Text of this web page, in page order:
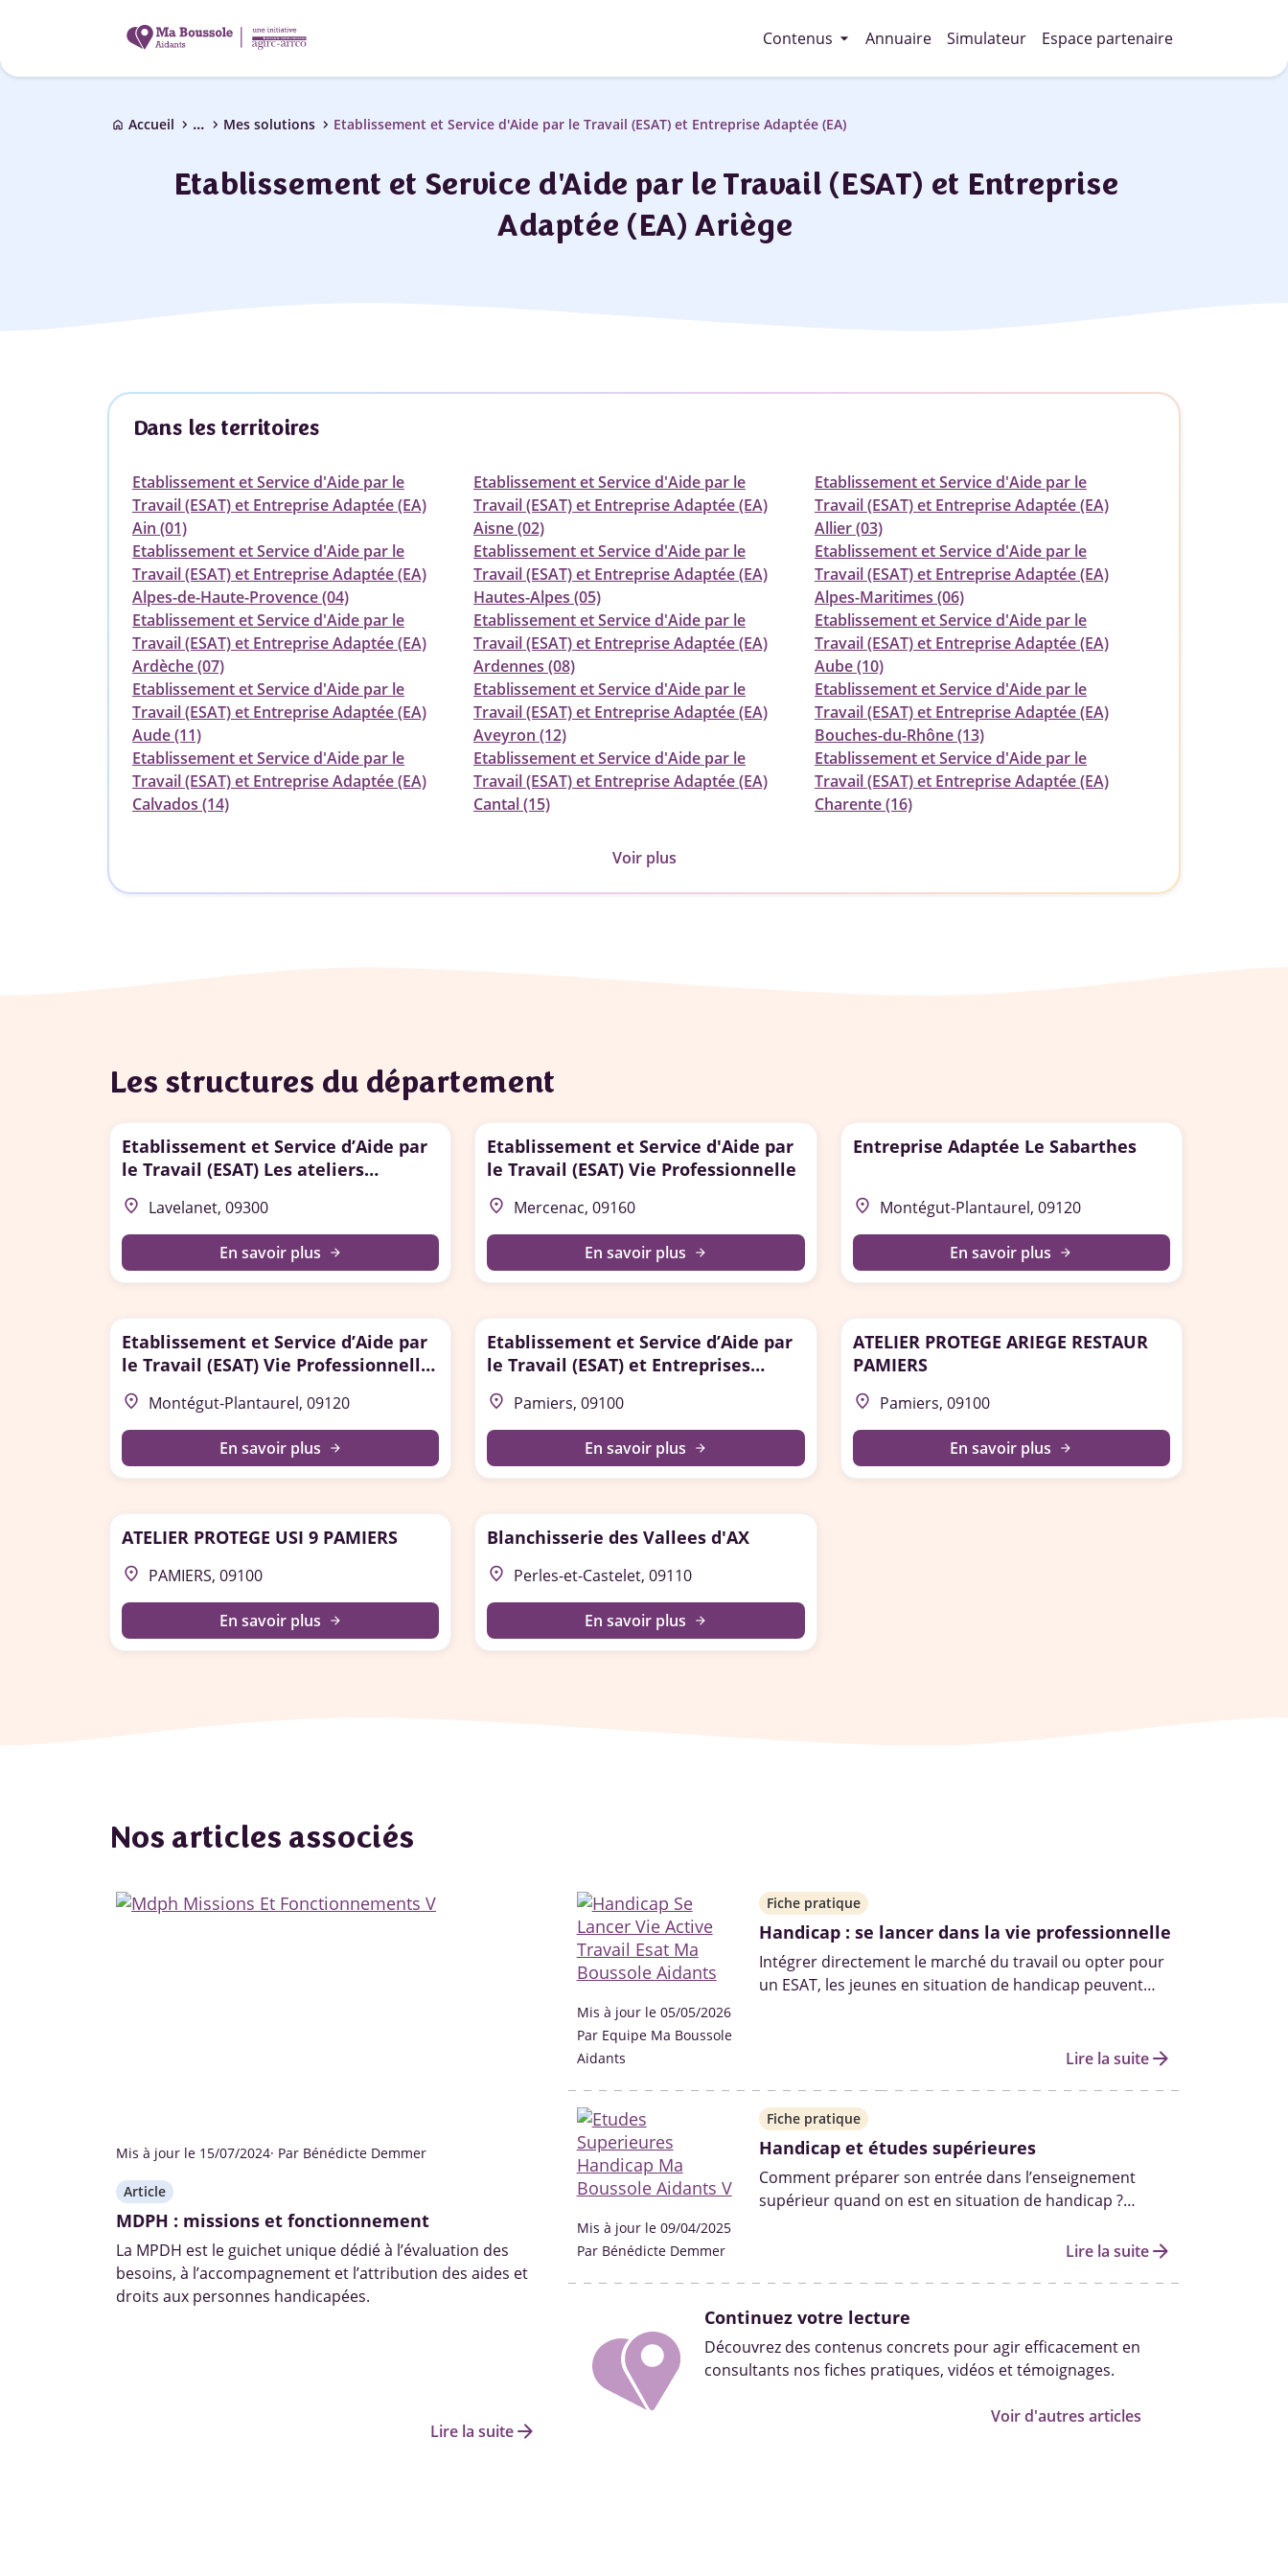
Contenus arrow_drop_down Annuaire Simulateur Espace partenaire
home Accueil chevron_right ... chevron_right Mes solutions chevron_right Etablissement et Service d'Aide par le Travail (ESAT) et Entreprise Adaptée (EA)
Etablissement et Service d'Aide par le Travail (ESAT) et Entreprise
Adaptée (EA) Ariège
Dans les territoires
Etablissement et Service d'Aide par le
Travail (ESAT) et Entreprise Adaptée (EA)
Ain (01)
Etablissement et Service d'Aide par le
Travail (ESAT) et Entreprise Adaptée (EA)
Aisne (02)
Etablissement et Service d'Aide par le
Travail (ESAT) et Entreprise Adaptée (EA)
Allier (03)
Etablissement et Service d'Aide par le
Travail (ESAT) et Entreprise Adaptée (EA)
Alpes-de-Haute-Provence (04)
Etablissement et Service d'Aide par le
Travail (ESAT) et Entreprise Adaptée (EA)
Hautes-Alpes (05)
Etablissement et Service d'Aide par le
Travail (ESAT) et Entreprise Adaptée (EA)
Alpes-Maritimes (06)
Etablissement et Service d'Aide par le
Travail (ESAT) et Entreprise Adaptée (EA)
Ardèche (07)
Etablissement et Service d'Aide par le
Travail (ESAT) et Entreprise Adaptée (EA)
Ardennes (08)
Etablissement et Service d'Aide par le
Travail (ESAT) et Entreprise Adaptée (EA)
Aube (10)
Etablissement et Service d'Aide par le
Travail (ESAT) et Entreprise Adaptée (EA)
Aude (11)
Etablissement et Service d'Aide par le
Travail (ESAT) et Entreprise Adaptée (EA)
Aveyron (12)
Etablissement et Service d'Aide par le
Travail (ESAT) et Entreprise Adaptée (EA)
Bouches-du-Rhône (13)
Etablissement et Service d'Aide par le
Travail (ESAT) et Entreprise Adaptée (EA)
Calvados (14)
Etablissement et Service d'Aide par le
Travail (ESAT) et Entreprise Adaptée (EA)
Cantal (15)
Etablissement et Service d'Aide par le
Travail (ESAT) et Entreprise Adaptée (EA)
Charente (16)
Voir plus
Les structures du département
Etablissement et Service d’Aide par
le Travail (ESAT) Les ateliers
Lavelanetiens
place Lavelanet, 09300
En savoir plus arrow_forward
Etablissement et Service d'Aide par
le Travail (ESAT) Vie Professionnelle
place Mercenac, 09160
En savoir plus arrow_forward
Entreprise Adaptée Le Sabarthes
place Montégut-Plantaurel, 09120
En savoir plus arrow_forward
Etablissement et Service d’Aide par
le Travail (ESAT) Vie Professionnelle
de Montégut-Plantaurel
place Montégut-Plantaurel, 09120
En savoir plus arrow_forward
Etablissement et Service d’Aide par
le Travail (ESAT) et Entreprises
Adaptées (EA)
place Pamiers, 09100
En savoir plus arrow_forward
ATELIER PROTEGE ARIEGE RESTAUR
PAMIERS
place Pamiers, 09100
En savoir plus arrow_forward
ATELIER PROTEGE USI 9 PAMIERS
place PAMIERS, 09100
En savoir plus arrow_forward
Blanchisserie des Vallees d'AX
place Perles-et-Castelet, 09110
En savoir plus arrow_forward
Nos articles associés
Mis à jour le 15/07/2024· Par Bénédicte Demmer
Article
MDPH : missions et fonctionnement
La MPDH est le guichet unique dédié à l’évaluation des
besoins, à l’accompagnement et l’attribution des aides et
droits aux personnes handicapées.
Lire la suitearrow_forward
Mis à jour le 05/05/2026
Par Equipe Ma Boussole
Aidants
Fiche pratique
Handicap : se lancer dans la vie professionnelle
Intégrer directement le marché du travail ou opter pour
un ESAT, les jeunes en situation de handicap peuvent
Lire la suitearrow_forward
Mis à jour le 09/04/2025
Par Bénédicte Demmer
Fiche pratique
Handicap et études supérieures
Comment préparer son entrée dans l’enseignement
supérieur quand on est en situation de handicap ?
financières et ressources pour construire un parcours
Lire la suitearrow_forward
Continuez votre lecture
Découvrez des contenus concrets pour agir efficacement en
consultants nos fiches pratiques, vidéos et témoignages.
Voir d'autres articles